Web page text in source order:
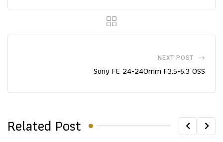
NEXT POST
Sony FE 24-240mm F3.5-6.3 OSS
Related Post